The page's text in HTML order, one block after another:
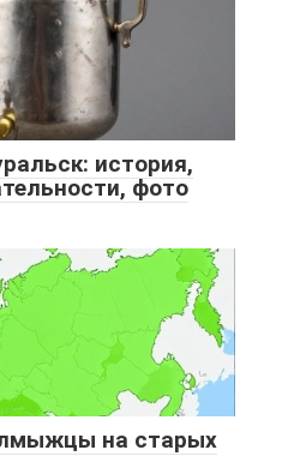
история,
фото
на старых